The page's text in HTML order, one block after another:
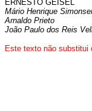
ERNESTO GEISEL
Mário Henrique
Arnaldo Prieto
João Paulo dos Reis
Este texto não substitui